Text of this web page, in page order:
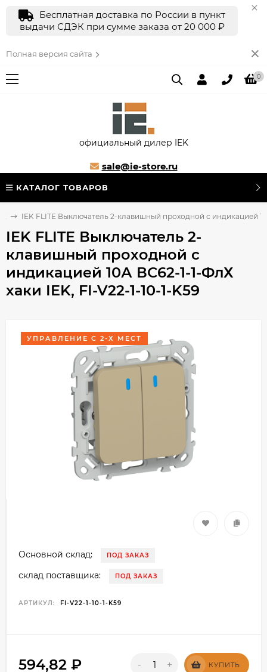
Бесплатная доставка по России в пункт
выдачи СДЭК при сумме заказа от 20 000 ₽
Полная версия сайта
0
официальный дилер IEK
sale@ie-store.ru
КАТАЛОГ ТОВАРОВ
IEK FLITE Выключатель 2-клавишный проходной с индикацией
IEK FLITE Выключатель 2-
клавишный проходной с
индикацией 10А ВС62-1-1-ФлХ
хаки IEK, FI-V22-1-10-1-K59
УПРАВЛЕНИЕ С 2-Х МЕСТ
Основной склад: ПОД ЗАКАЗ
склад поставщика: ПОД ЗАКАЗ
АРТИКУЛ: FI-V22-1-10-1-K59
594,82 ₽ - + КУПИТЬ